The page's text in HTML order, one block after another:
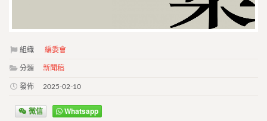
組織 編委會
分類 新聞稿
發佈 2025-02-10
微信 Whatsapp